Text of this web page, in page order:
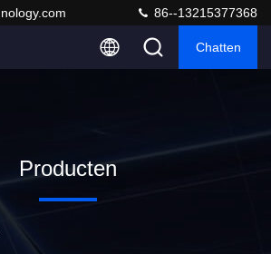
86--13215377368
Chatten
Producten